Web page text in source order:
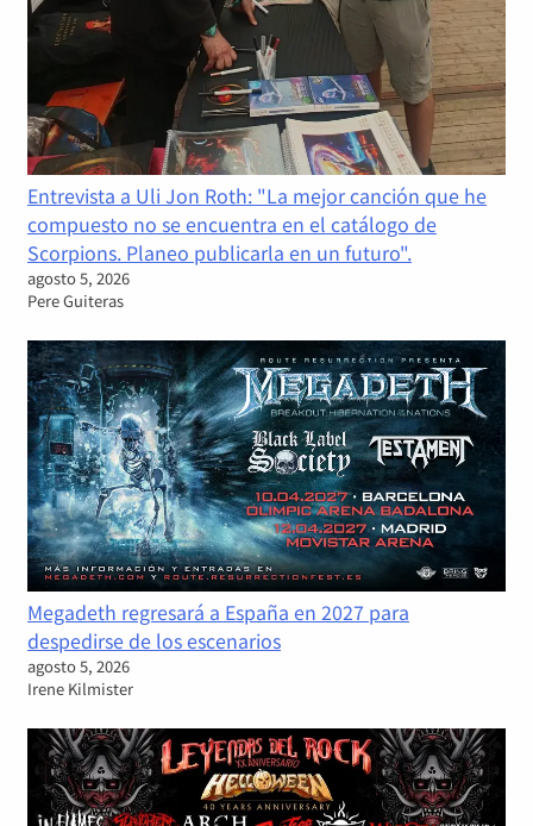
Entrevista a Uli Jon Roth: "La mejor canción que he
compuesto no se encuentra en el catálogo de
Scorpions. Planeo publicarla en un futuro".
agosto 5, 2026
Pere Guiteras
Megadeth regresará a España en 2027 para
despedirse de los escenarios
agosto 5, 2026
Irene Kilmister